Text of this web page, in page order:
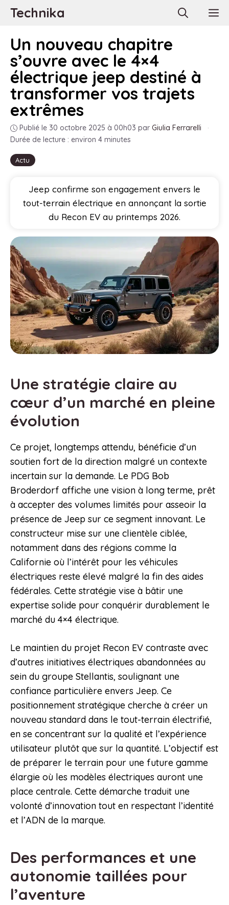
AllerTechnika
Actu
Un nouveau chapitre
s’ouvre avec le 4×4
électrique jeep destiné à
transformer vos trajets
extrêmes
Publié le 30 octobre 2025 à 00h03 par Giulia Ferrarelli
·
Durée de lecture : environ 4 minutes
Jeep confirme son engagement envers le
tout-terrain électrique en annonçant la sortie
du Recon EV au printemps 2026.
Une stratégie claire au
cœur d’un marché en pleine
évolution
Ce projet, longtemps attendu, bénéficie d’un
soutien fort de la direction malgré un contexte
incertain sur la demande. Le PDG Bob
Broderdorf affiche une vision à long terme, prêt
à accepter des volumes limités pour asseoir la
présence de Jeep sur ce segment innovant. Le
constructeur mise sur une clientèle ciblée,
notamment dans des régions comme la
Californie où l’intérêt pour les véhicules
électriques reste élevé malgré la fin des aides
fédérales. Cette stratégie vise à bâtir une
expertise solide pour conquérir durablement le
marché du 4×4 électrique.
Le maintien du projet Recon EV contraste avec
d’autres initiatives électriques abandonnées au
sein du groupe Stellantis, soulignant une
confiance particulière envers Jeep. Ce
positionnement stratégique cherche à créer un
nouveau standard dans le tout-terrain électrifié,
en se concentrant sur la qualité et l’expérience
utilisateur plutôt que sur la quantité. L’objectif est
de préparer le terrain pour une future gamme
élargie où les modèles électriques auront une
place centrale. Cette démarche traduit une
volonté d’innovation tout en respectant l’identité
et l’ADN de la marque.
Des performances et une
autonomie taillées pour
l’aventure